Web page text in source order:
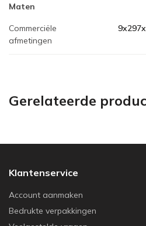
Maten
Commerciële
afmetingen
Gerelateerde
Klantenservice
Account aanmaken
Bedrukte verpakkingen